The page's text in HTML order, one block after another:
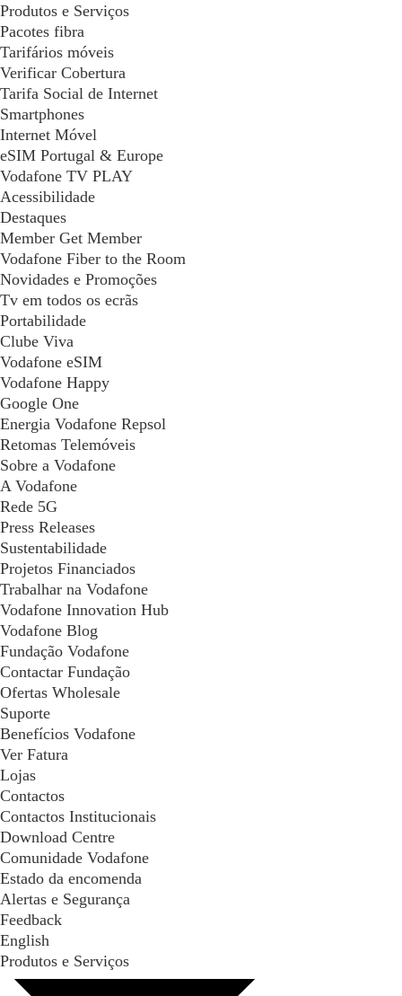
Produtos e Serviços
Pacotes fibra
Tarifários móveis
Verificar Cobertura
Tarifa Social de Internet
Smartphones
Internet Móvel
eSIM Portugal & Europe
Vodafone TV PLAY
Acessibilidade
Destaques
Member Get Member
Vodafone Fiber to the Room
Novidades e Promoções
Tv em todos os ecrãs
Portabilidade
Clube Viva
Vodafone eSIM
Vodafone Happy
Google One
Energia Vodafone Repsol
Retomas Telemóveis
Sobre a Vodafone
A Vodafone
Rede 5G
Press Releases
Sustentabilidade
Projetos Financiados
Trabalhar na Vodafone
Vodafone Innovation Hub
Vodafone Blog
Fundação Vodafone
Contactar Fundação
Ofertas Wholesale
Suporte
Benefícios Vodafone
Ver Fatura
Lojas
Contactos
Contactos Institucionais
Download Centre
Comunidade Vodafone
Estado da encomenda
Alertas e Segurança
Feedback
English
Produtos e Serviços